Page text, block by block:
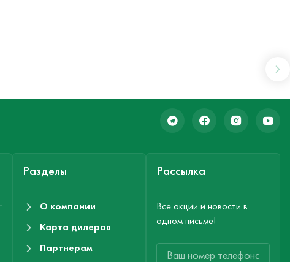
Разделы
О компании
Карта дилеров
Партнерам
Рассылка
Все акции и новости в
одном письме!